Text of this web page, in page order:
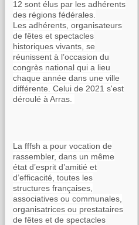
12 sont élus par les adhérents
des régions fédérales.
Les adhérents, organisateurs
de fêtes et spectacles
historiques vivants, se
réunissent à l’occasion du
congrès national qui a lieu
chaque année dans une ville
différente. Celui de 2021 s'est
déroulé à Arras.
La fffsh a pour vocation de
rassembler, dans un même
état d’esprit d’amitié et
d’efficacité, toutes les
structures françaises,
associatives ou communales,
organisatrices ou prestataires
de fêtes et de spectacles